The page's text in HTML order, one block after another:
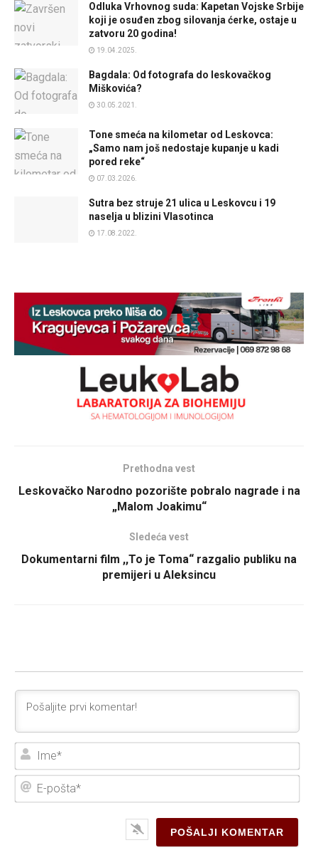
Odluka Vrhovnog suda: Kapetan Vojske Srbije
koji je osuđen zbog silovanja ćerke, ostaje u
zatvoru 20 godina!
19.04.2025.
Bagdala: Od fotografa do leskovačkog
Miškovića?
30.05.2021.
Tone smeća na kilometar od Leskovca:
„Samo nam još nedostaje kupanje u kadi
pored reke“
07.03.2026.
Sutra bez struje 21 ulica u Leskovcu i 19
naselja u blizini Vlasotinca
17.08.2022.
Prethodna vest
Leskovačko Narodno pozorište pobralo nagrade i na
„Malom Joakimu“
Sledeća vest
Dokumentarni film ,,To je Toma“ razgalio publiku na
premijeri u Aleksincu
E-